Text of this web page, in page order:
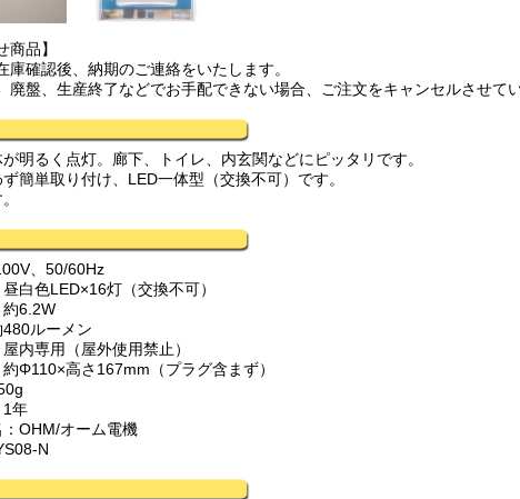
商品】
庫確認後、納期のご連絡をいたします。
廃盤、生産終了などでお手配できない場合、ご注文をキャンセルさせて
明るく点灯。廊下、トイレ、内玄関などにピッタリです。
簡単取り付け、LED一体型（交換不可）です。
、50/60Hz
白色LED×16灯（交換不可）
6.2W
ルーメン
内専用（屋外使用禁止）
Φ110×高さ167mm（プラグ含まず）
1年
OHM/オーム電機
N